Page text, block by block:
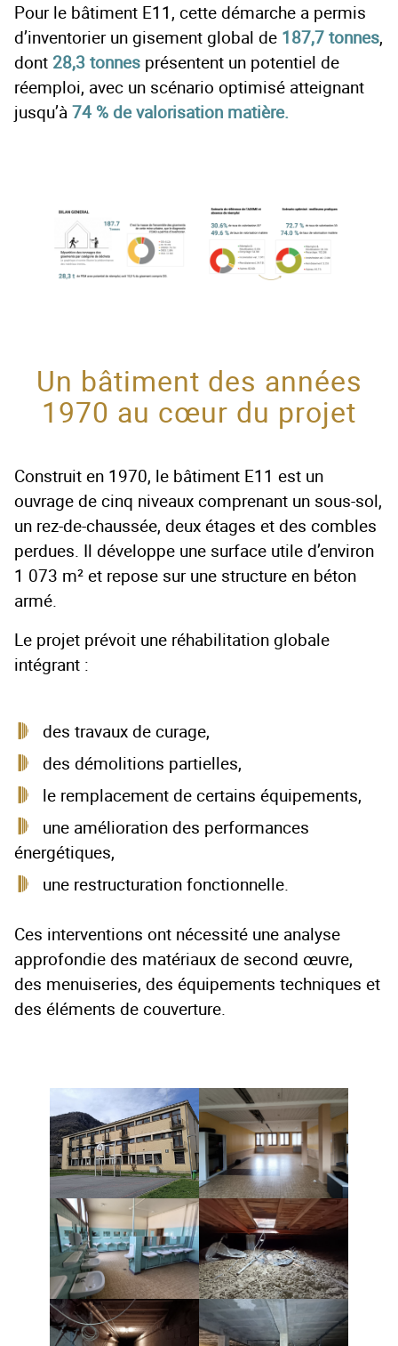
Pour le bâtiment E11, cette démarche a permis
d’inventorier un gisement global de 187,7 tonnes,
dont 28,3 tonnes présentent un potentiel de
réemploi, avec un scénario optimisé atteignant
jusqu’à74 % de valorisation matière.
Un bâtiment des années
1970 au cœur du projet
Construit en 1970, le bâtiment E11 est un
ouvrage de cinq niveaux comprenant un sous-sol,
un rez-de-chaussée, deux étages et des combles
perdues. Il développe une surface utile d’environ
1 073 m² et repose sur une structure en béton
armé.
Le projet prévoit une réhabilitation globale
intégrant :
des travaux de curage,
des démolitions partielles,
le remplacement de certains équipements,
une amélioration des performances
énergétiques,
une restructuration fonctionnelle.
Ces interventions ont nécessité une analyse
approfondie des matériaux de second œuvre,
des menuiseries, des équipements techniques et
des éléments de couverture.